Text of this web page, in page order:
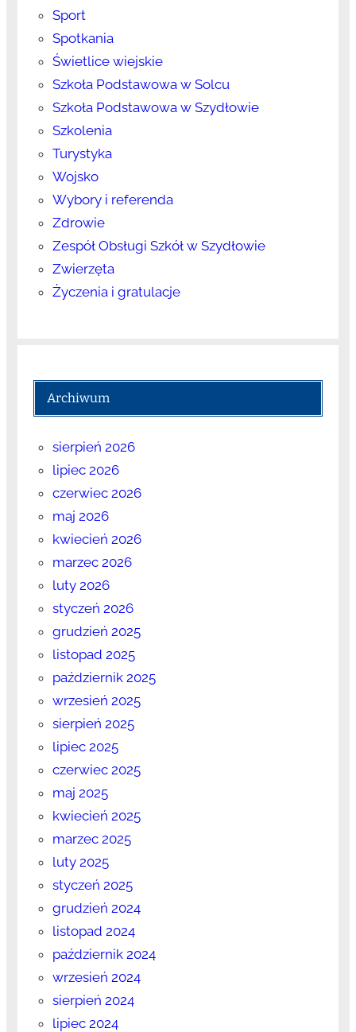
Sport
Spotkania
Świetlice wiejskie
Szkoła Podstawowa w Solcu
Szkoła Podstawowa w Szydłowie
Szkolenia
Turystyka
Wojsko
Wybory i referenda
Zdrowie
Zespół Obsługi Szkół w Szydłowie
Zwierzęta
Życzenia i gratulacje
Archiwum
sierpień 2026
lipiec 2026
czerwiec 2026
maj 2026
kwiecień 2026
marzec 2026
luty 2026
styczeń 2026
grudzień 2025
listopad 2025
październik 2025
wrzesień 2025
sierpień 2025
lipiec 2025
czerwiec 2025
maj 2025
kwiecień 2025
marzec 2025
luty 2025
styczeń 2025
grudzień 2024
listopad 2024
październik 2024
wrzesień 2024
sierpień 2024
lipiec 2024